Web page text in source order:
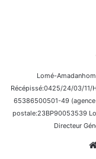
Lomé-
Récépissé:0425/24/03/11/
65386500501-49
postale:23BP90053539
Directeur